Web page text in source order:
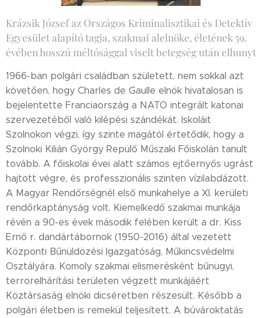
Krázsik József az Országos Kriminalisztikai és Detektív
Egyesület alapító tagja, szakmai alelnöke, életének 59.
évében hosszú méltósággal viselt betegség után elhunyt
1966-ban polgári családban született, nem sokkal azt
követően, hogy Charles de Gaulle elnök hivatalosan is
bejelentette Franciaország a NATO integrált katonai
szervezetéből való kilépési szándékát. Iskoláit
Szolnokon végzi, így szinte magától értetődik, hogy a
Szolnoki Kilián György Repülő Műszaki Főiskolán tanult
tovább. A főiskolai évei alatt számos ejtőernyős ugrást
hajtott végre, és professzionális szinten vízilabdázott.
A Magyar Rendőrségnél első munkahelye a XI. kerületi
rendőrkaptányság volt. Kiemelkedő szakmai munkája
révén a 90-es évek második felében került a dr. Kiss
Ernő r. dandártábornok (1950-2016) által vezetett
Központi Bűnüldözési Igazgatóság, Műkincsvédelmi
Osztályára. Komoly szakmai elismerésként bűnügyi,
terrorelhárítási területen végzett munkájáért
Köztársaság elnöki dicséretben részesült. Később a
polgári életben is remekül teljesített. A búvároktatás